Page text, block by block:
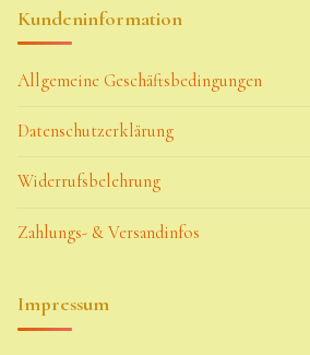
Kundeninformation
Allgemeine Geschäftsbedingungen
Datenschutzerklärung
Widerrufsbelehrung
Zahlungs- & Versandinfos
Impressum